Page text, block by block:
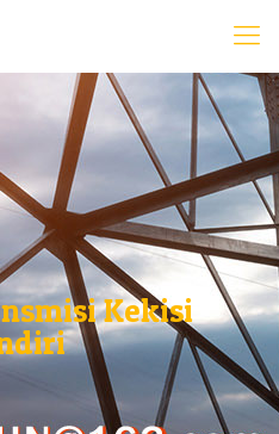
Kekisi